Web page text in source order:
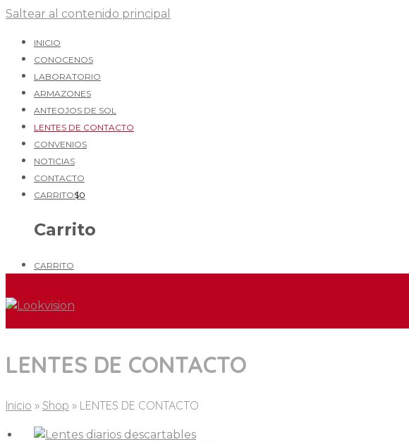
Saltear al contenido principal
INICIO
CONOCENOS
LABORATORIO
ARMAZONES
ANTEOJOS DE SOL
LENTES DE CONTACTO
CONVENIOS
NOTICIAS
CONTACTO
CARRITO$0
Carrito
CARRITO
LENTES DE CONTACTO
Inicio » Shop » LENTES DE CONTACTO